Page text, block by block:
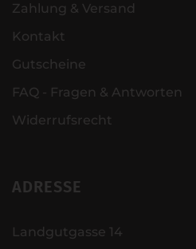
Zahlung & Versand
Kontakt
Gutscheine
FAQ - Fragen & Antworten
Widerrufsrecht
ADRESSE
Landgutgasse 14